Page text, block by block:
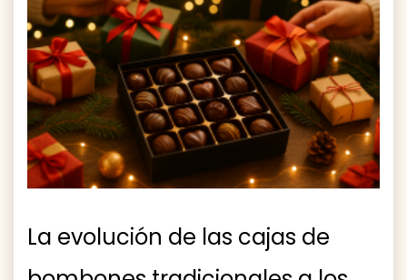
La evolución de las cajas de